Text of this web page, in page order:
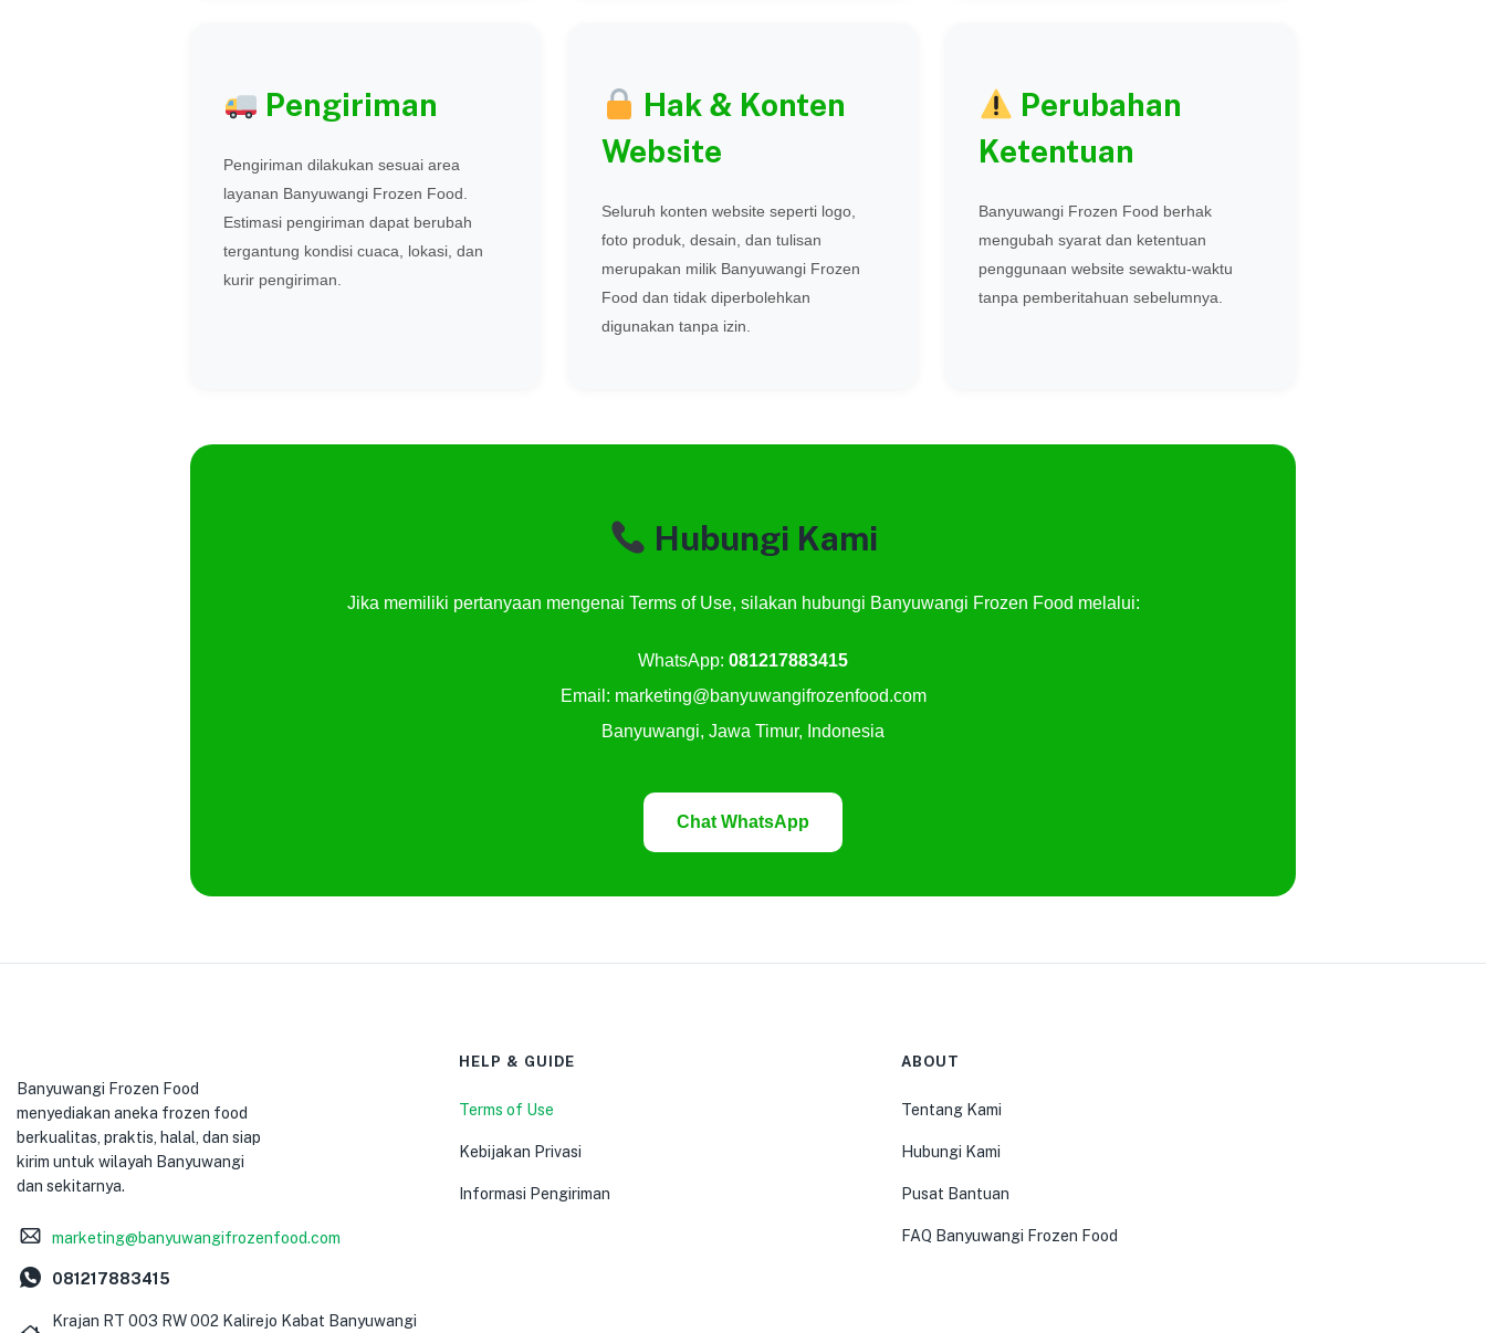
Pengiriman
Pengiriman dilakukan sesuai area
layanan Banyuwangi Frozen Food.
Estimasi pengiriman dapat berubah
tergantung kondisi cuaca, lokasi, dan
kurir pengiriman.
Hak & Konten
Website
Seluruh konten website seperti logo,
foto produk, desain, dan tulisan
merupakan milik Banyuwangi Frozen
Food dan tidak diperbolehkan
digunakan tanpa izin.
Perubahan
Ketentuan
Banyuwangi Frozen Food berhak
mengubah syarat dan ketentuan
penggunaan website sewaktu-waktu
tanpa pemberitahuan sebelumnya.
Hubungi Kami
Jika memiliki pertanyaan mengenai Terms of Use, silakan hubungi Banyuwangi Frozen Food melalui:
WhatsApp: 081217883415
Email: marketing@banyuwangifrozenfood.com
Banyuwangi, Jawa Timur, Indonesia
Chat WhatsApp
Banyuwangi Frozen Food
menyediakan aneka frozen food
berkualitas, praktis, halal, dan siap
kirim untuk wilayah Banyuwangi
dan sekitarnya.
marketing@banyuwangifrozenfood.com
081217883415
Krajan RT 003 RW 002 Kalirejo Kabat Banyuwangi
HELP & GUIDE
Terms of Use
Kebijakan Privasi
Informasi Pengiriman
ABOUT
Tentang Kami
Hubungi Kami
Pusat Bantuan
FAQ Banyuwangi Frozen Food